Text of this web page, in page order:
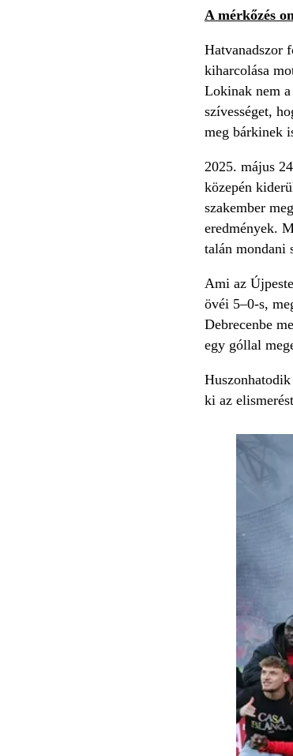
A mérkőzés
Hatvanadszor
kiharcolása
Lokinak nem
szívességet,
meg bárkinek
2025. május
közepén
szakember
eredmények.
talán mondani
Ami az
övéi 5–0-s,
Debrecenbe
egy góllal
ki az